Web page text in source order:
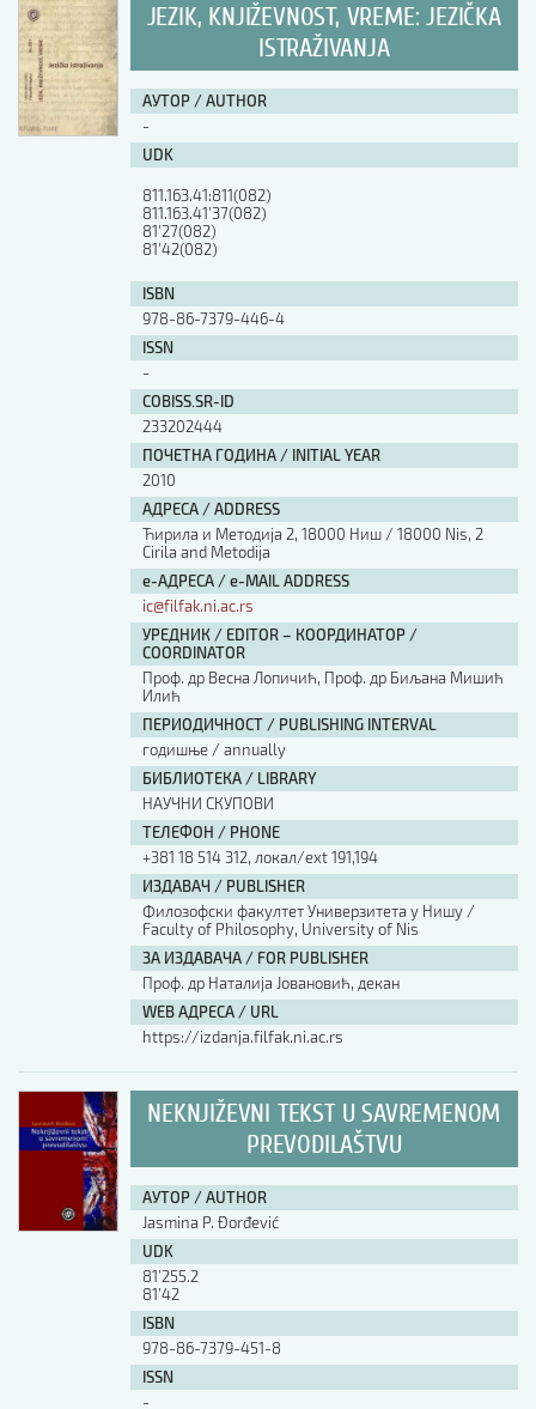
JEZIK, KNJIŽEVNOST, VREME: JEZIČKA
ISTRAŽIVANJA
АУТОР / AUTHOR
-
UDK
811.163.41:811(082)
811.163.41'37(082)
81'27(082)
81'42(082)
ISBN
978-86-7379-446-4
ISSN
-
COBISS.SR-ID
233202444
ПОЧЕТНА ГОДИНА / INITIAL YEAR
2010
АДРЕСА / ADDRESS
Ћирила и Методија 2, 18000 Ниш / 18000 Nis, 2
Cirila and Metodija
е-АДРЕСА / e-MAIL ADDRESS
ic@filfak.ni.ac.rs
УРЕДНИК / EDITOR – КООРДИНАТОР /
COORDINATOR
Проф. др Весна Лопичић, Проф. др Биљана Мишић
Илић
ПЕРИОДИЧНОСТ / PUBLISHING INTERVAL
годишње / annually
БИБЛИОТЕКА / LIBRARY
НАУЧНИ СКУПОВИ
ТЕЛЕФОН / PHONE
+381 18 514 312, локал/ext 191,194
ИЗДАВАЧ / PUBLISHER
Филозофски факултет Универзитета у Нишу /
Faculty of Philosophy, University of Nis
ЗА ИЗДАВАЧА / FOR PUBLISHER
Проф. др Наталија Јовановић, декан
WEB АДРЕСА / URL
https://izdanja.filfak.ni.ac.rs
NEKNJIŽEVNI TEKST U SAVREMENOM
PREVODILAŠTVU
АУТОР / AUTHOR
Jasmina P. Đorđević
UDK
81’255.2
81’42
ISBN
978-86-7379-451-8
ISSN
-